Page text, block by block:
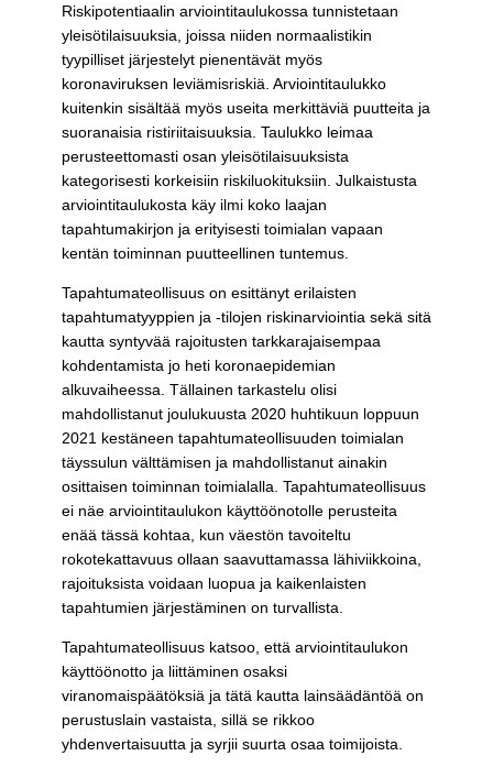
Riskipotentiaalin arviointitaulukossa tunnistetaan
yleisötilaisuuksia, joissa niiden normaalistikin
tyypilliset järjestelyt pienentävät myös
koronaviruksen leviämisriskiä. Arviointitaulukko
kuitenkin sisältää myös useita merkittäviä puutteita ja
suoranaisia ristiriitaisuuksia. Taulukko leimaa
perusteettomasti osan yleisötilaisuuksista
kategorisesti korkeisiin riskiluokituksiin. Julkaistusta
arviointitaulukosta käy ilmi koko laajan
tapahtumakirjon ja erityisesti toimialan vapaan
kentän toiminnan puutteellinen tuntemus.
Tapahtumateollisuus on esittänyt erilaisten
tapahtumatyyppien ja -tilojen riskinarviointia sekä sitä
kautta syntyvää rajoitusten tarkkarajaisempaa
kohdentamista jo heti koronaepidemian
alkuvaiheessa. Tällainen tarkastelu olisi
mahdollistanut joulukuusta 2020 huhtikuun loppuun
2021 kestäneen tapahtumateollisuuden toimialan
täyssulun välttämisen ja mahdollistanut ainakin
osittaisen toiminnan toimialalla. Tapahtumateollisuus
ei näe arviointitaulukon käyttöönotolle perusteita
enää tässä kohtaa, kun väestön tavoiteltu
rokotekattavuus ollaan saavuttamassa lähiviikkoina,
rajoituksista voidaan luopua ja kaikenlaisten
tapahtumien järjestäminen on turvallista.
Tapahtumateollisuus katsoo, että arviointitaulukon
käyttöönotto ja liittäminen osaksi
viranomaispäätöksiä ja tätä kautta lainsäädäntöä on
perustuslain vastaista, sillä se rikkoo
yhdenvertaisuutta ja syrjii suurta osaa toimijoista.